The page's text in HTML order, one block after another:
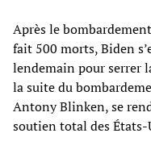
Après le
fait 500 morts, Biden
lendemain pour serrer
la suite du
Antony Blinken, se
soutien total des États-